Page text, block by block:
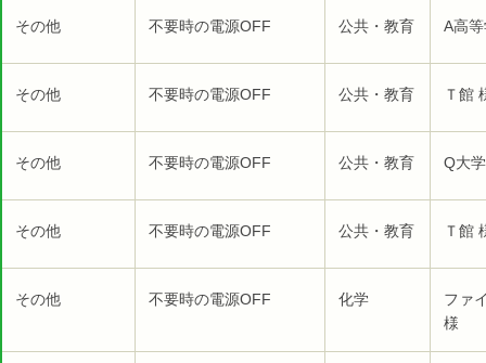
その他 不要時の電源OFF 公共・教育 A高
その他 不要時の電源OFF 公共・教育 Ｔ館
その他 不要時の電源OFF 公共・教育 Q大
その他 不要時の電源OFF 公共・教育 Ｔ館
その他 不要時の電源OFF 化学
ファ
様